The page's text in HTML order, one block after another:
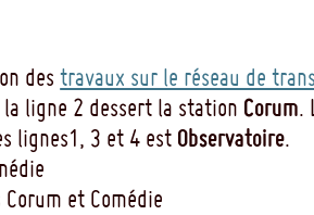
destravaux sur le réseau de
la ligne 2 dessert la station Corum.
lignes1, 3 et 4 est Observatoire.
et Comédie